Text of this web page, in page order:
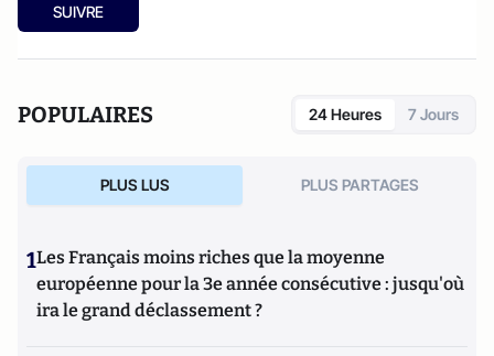
SUIVRE
POPULAIRES 24 Heures 7 Jours
PLUS LUS PLUS PARTAGES
1Les Français moins riches que la moyenne
européenne pour la 3e année consécutive : jusqu'où
ira le grand déclassement ?